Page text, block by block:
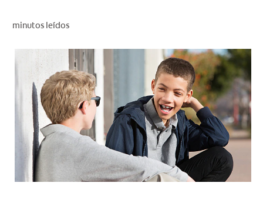
PARA PROFESIONALES
CUPONES
DONDE COMPRAR
MX (ES)
minutos leídos